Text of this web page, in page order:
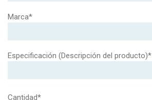
Marca*
Especificación (Descripción del producto)*
Cantidad*